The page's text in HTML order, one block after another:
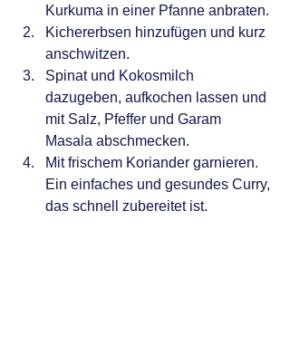
Kurkuma in einer Pfanne anbraten.
Kichererbsen hinzufügen und kurz
anschwitzen.
Spinat und Kokosmilch
dazugeben, aufkochen lassen und
mit Salz, Pfeffer und Garam
Masala abschmecken.
Mit frischem Koriander garnieren.
Ein einfaches und gesundes Curry,
das schnell zubereitet ist.